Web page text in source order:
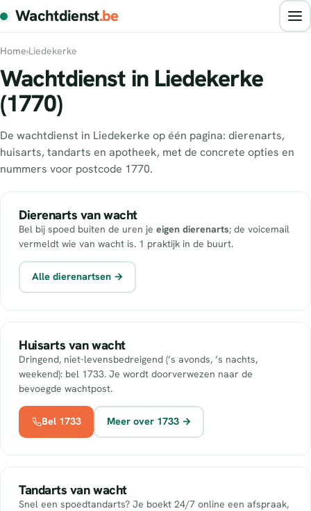
Wachtdienst.be
Home›Liedekerke
Wachtdienst in Liedekerke
(1770)
De wachtdienst in Liedekerke op één pagina: dierenarts,
huisarts, tandarts en apotheek, met de concrete opties en
nummers voor postcode 1770.
Dierenarts van wacht
Bel bij spoed buiten de uren je eigen dierenarts; de voicemail
vermeldt wie van wacht is. 1 praktijk in de buurt.
Alle dierenartsen →
Huisarts van wacht
Dringend, niet-levensbedreigend (’s avonds, ’s nachts,
weekend): bel 1733. Je wordt doorverwezen naar de
bevoegde wachtpost.
Bel 1733 Meer over 1733 →
Tandarts van wacht
Snel een spoedtandarts? Je boekt 24/7 online een afspraak,